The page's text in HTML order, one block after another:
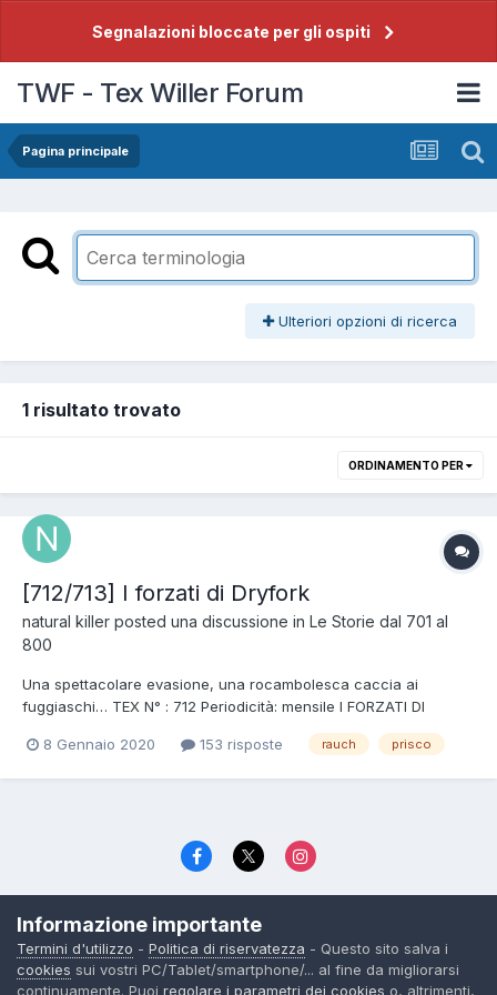
Segnalazioni bloccate per gli ospiti
TWF - Tex Willer Forum
Pagina principale
Ulteriori opzioni di ricerca
1 risultato trovato
ORDINAMENTO PER
[712/713] I forzati di Dryfork
natural killer posted una discussione in Le Storie dal 701 al
800
Una spettacolare evasione, una rocambolesca caccia ai
fuggiaschi… TEX N° : 712 Periodicità: mensile I FORZATI DI
Codice a barre: 977112156104600712 Soggetto: Jacopo R...
8 Gennaio 2020 153 risposte rauch prisco
© TexWillerForum dal 2006
Powered by Invision Community
Informazione importante
Termini d'utilizzo - Politica di riservatezza - Questo sito salva i
cookies sui vostri PC/Tablet/smartphone/... al fine da migliorarsi
continuamente. Puoi regolare i parametri dei cookies o, altrimenti,